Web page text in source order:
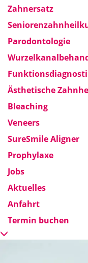
Zahnersatz
Parodontologie
Ästhetische
Bleaching
Veneers
SureSmile Aligner
Prophylaxe
Jobs
Aktuelles
Anfahrt
Termin buchen